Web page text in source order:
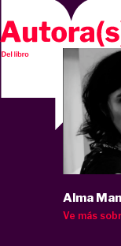
Alma
Ve más